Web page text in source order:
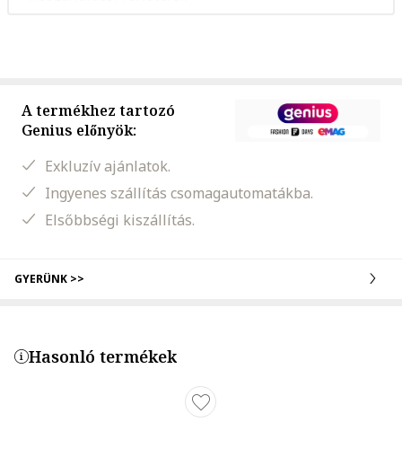
A termékhez tartozó
Genius előnyök:
Exkluzív ajánlatok.
Ingyenes szállítás csomagautomatákba.
Elsőbbségi kiszállítás.
GYERÜNK >>
Hasonló termékek